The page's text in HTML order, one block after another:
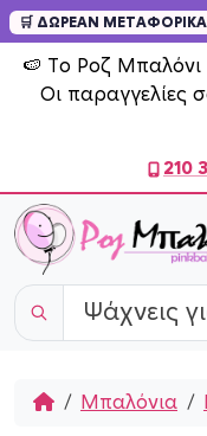
🛒 ΔΩΡΕΑΝ
🍉 Το Ροζ Μπαλόνι
Οι παραγγελίες
Skip to content
210
HomeΜπαλόνια